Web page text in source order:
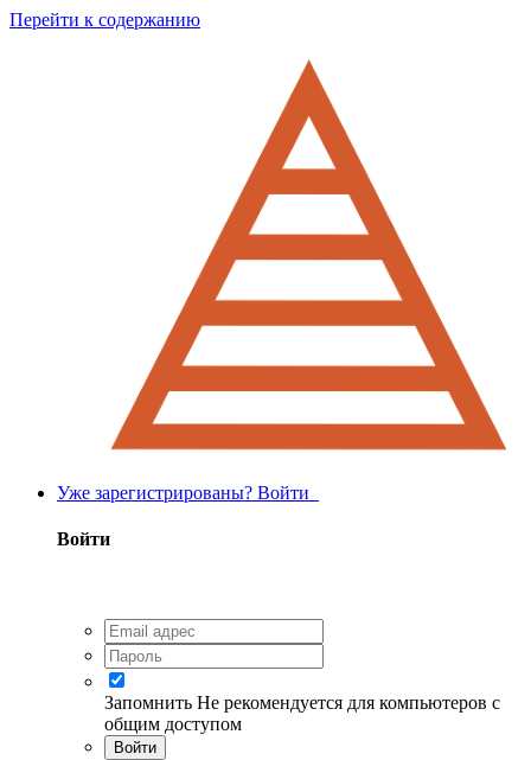
Перейти к содержанию
Уже зарегистрированы? Войти
Войти
Запомнить Не рекомендуется для компьютеров с
общим доступом
Войти